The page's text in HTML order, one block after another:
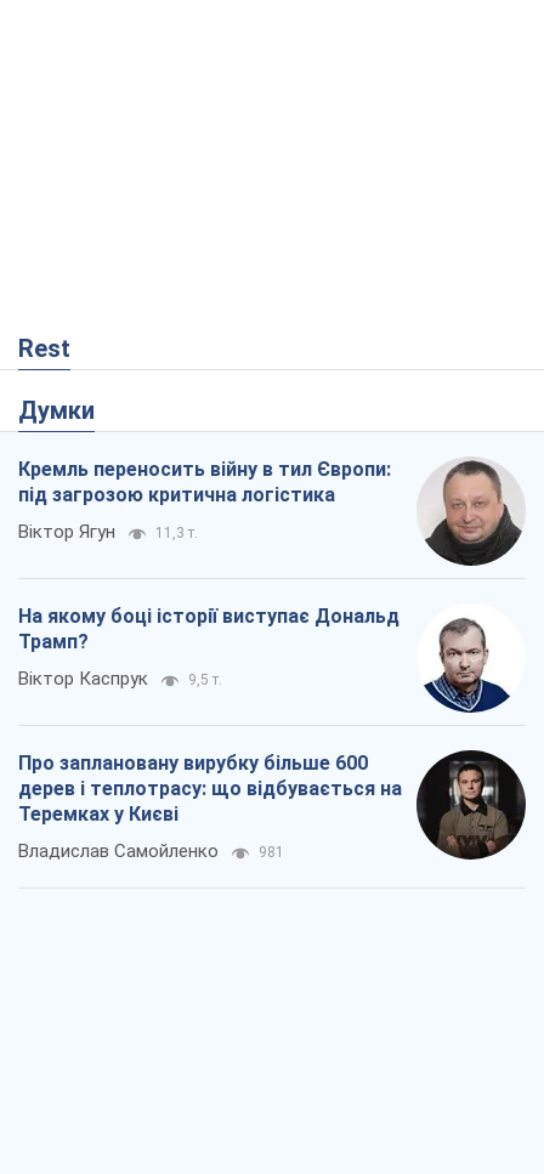
Rest
Думки
Кремль переносить війну в тил Європи:
під загрозою критична логістика
Віктор Ягун 11,3 т.
На якому боці історії виступає Дональд
Трамп?
Віктор Каспрук 9,5 т.
Про заплановану вирубку більше 600
дерев і теплотрасу: що відбувається на
Теремках у Києві
Владислав Самойленко 981